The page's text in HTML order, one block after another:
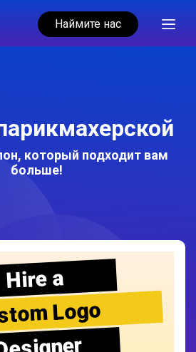
Наймите нас
который подходит вам
больше!
Hire a
Logo